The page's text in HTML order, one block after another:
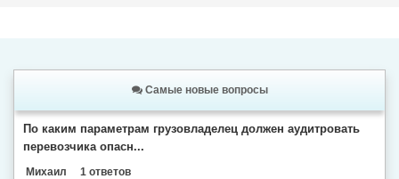
Самые новые вопросы
По каким параметрам грузовладелец должен аудитровать
перевозчика опасн...
Михаил 1 ответов